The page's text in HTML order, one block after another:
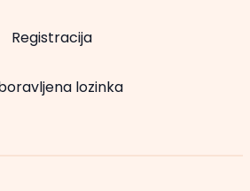
Registracija
lozinka